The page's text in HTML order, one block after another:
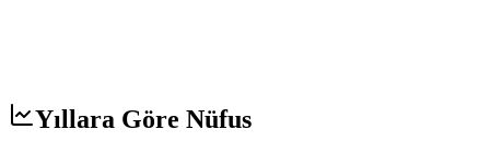
Yıllara Göre Nüfus